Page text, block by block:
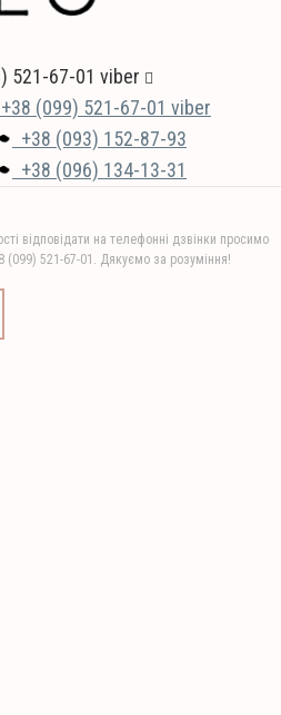
521-67-01 viber
+38 (099) 521-67-01 viber
+38 (093) 152-87-93
+38 (096) 134-13-31
відповідати на телефонні дзвінки просимо
(099) 521-67-01. Дякуємо за розуміння!